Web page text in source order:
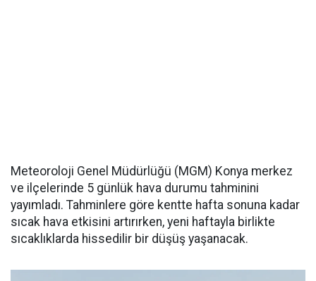
Meteoroloji Genel Müdürlüğü (MGM) Konya merkez
ve ilçelerinde 5 günlük hava durumu tahminini
yayımladı. Tahminlere göre kentte hafta sonuna kadar
sıcak hava etkisini artırırken, yeni haftayla birlikte
sıcaklıklarda hissedilir bir düşüş yaşanacak.